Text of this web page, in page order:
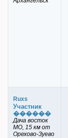
Ruxs
Участник
������
Дача восток
МО, 15 км от
Орехово-Зуево